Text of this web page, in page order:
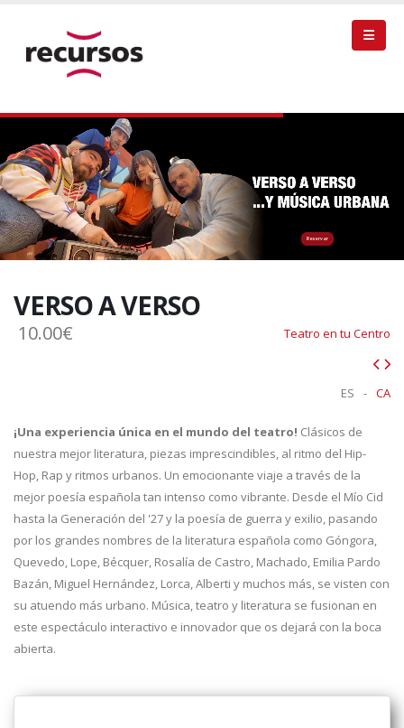
Reservar
VERSO A VERSO
10.00€ Teatro en tu Centro
CA
-
ES
¡Una experiencia única en el mundo del teatro! Clásicos de
nuestra mejor literatura, piezas imprescindibles, al ritmo del Hip-
Hop, Rap y ritmos urbanos. Un emocionante viaje a través de la
mejor poesía española tan intenso como vibrante. Desde el Mío Cid
hasta la Generación del '27 y la poesía de guerra y exilio, pasando
por los grandes nombres de la literatura española como Góngora,
Quevedo, Lope, Bécquer, Rosalía de Castro, Machado, Emilia Pardo
Bazán, Miguel Hernández, Lorca, Alberti y muchos más, se visten con
su atuendo más urbano. Música, teatro y literatura se fusionan en
este espectáculo interactivo e innovador que os dejará con la boca
abierta.